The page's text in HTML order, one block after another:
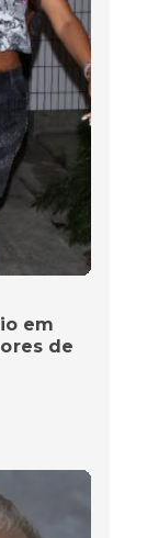
em
de